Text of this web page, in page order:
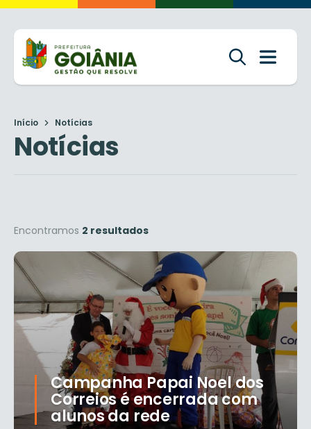
Início Notícias
Notícias
Encontramos 2 resultados
Campanha Papai Noel dos
Correios é encerrada com
alunos da rede